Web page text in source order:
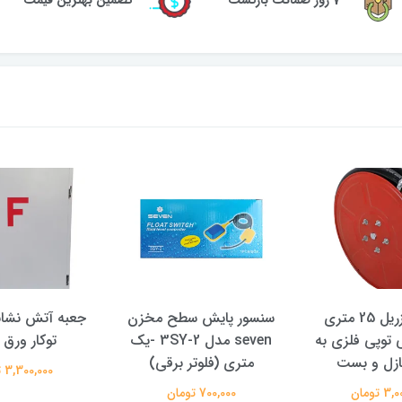
قرقره هوزریل 25 متری
فلزی به
و بست
سنسور پایش سطح مخزن
seven مدل 3SY-2 -یک
متری (فلوتر برقی)
700,000 تومان
جعبه آتش
توکار
3,300,000 تومان